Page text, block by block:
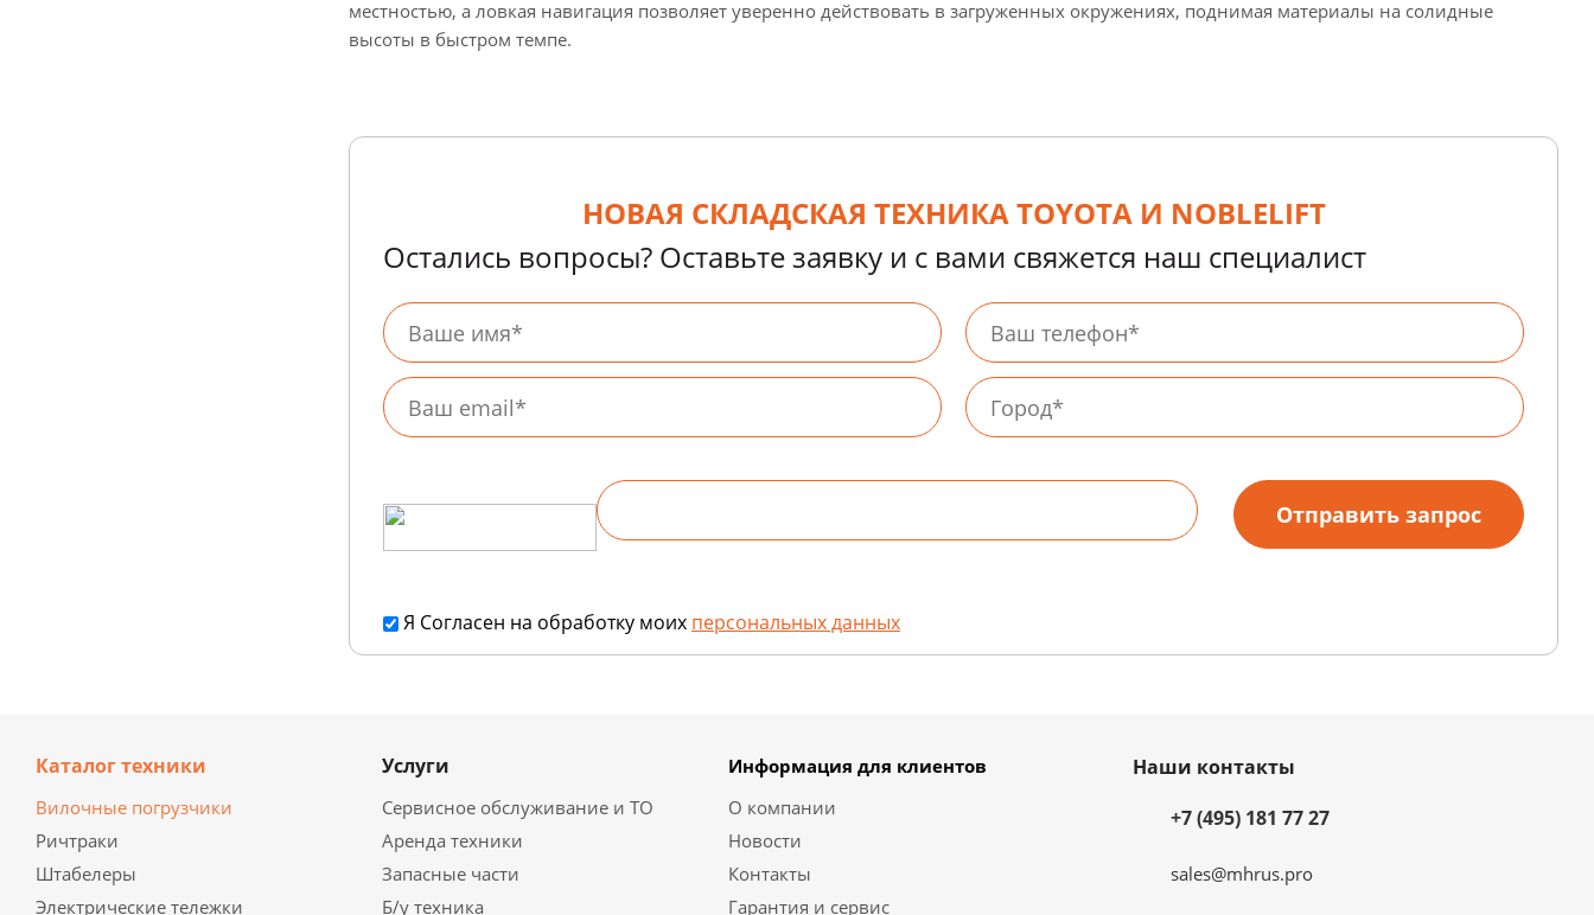
местностью, а ловкая навигация позволяет уверенно действовать в загруженных окружениях, поднимая материалы на солидные
высоты в быстром темпе.
НОВАЯ СКЛАДСКАЯ ТЕХНИКА TOYOTA И NOBLELIFT
Остались вопросы? Оставьте заявку и с вами свяжется наш специалист
Я Согласен на обработку моих персональных данных
Каталог техники
Вилочные погрузчики
Ричтраки
Штабелеры
Электрические тележки
Услуги
Сервисное обслуживание и ТО
Аренда техники
Запасные части
Б/у техника
Информация для клиентов
О компании
Новости
Контакты
Гарантия и сервис
Наши контакты
+7 (495) 181 77 27
sales@mhrus.pro